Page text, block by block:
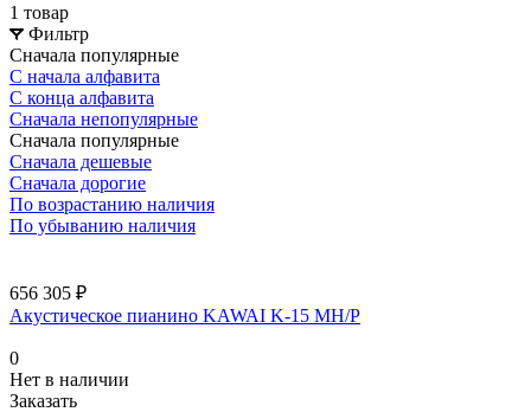
1 товар
Фильтр
Сначала популярные
С начала алфавита
С конца алфавита
Сначала непопулярные
Сначала популярные
Сначала дешевые
Сначала дорогие
По возрастанию наличия
По убыванию наличия
656 305 ₽
Акустическое пианино KAWAI K-15 MH/P
0
Нет в наличии
Заказать